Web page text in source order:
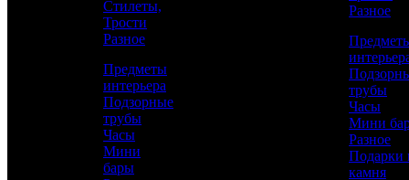
Аристократ
Изделия из Кожи
5 400 р.
Стилеты,
Трости
Разное
Предметы
интерьера
Подзорные
трубы
Часы
Мини
бары
Разное
трубы
Часы
Мини
Разное
Подарки
камня